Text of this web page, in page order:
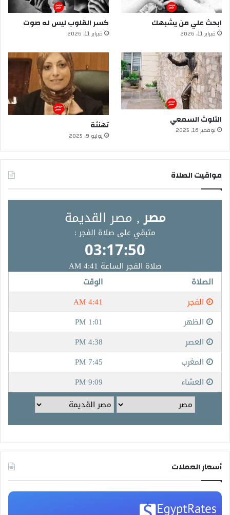
ابحث علي من يشبهك
فبراير 11, 2026
كسر القلوب ليس له صوت
فبراير 11, 2026
التلوث السمعي
نوفمبر 16, 2025 تهنئة
يوليو 9, 2025
مواقيت الصلاة
أسعار العملات